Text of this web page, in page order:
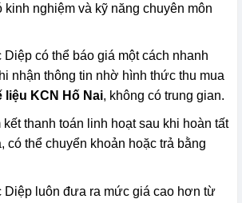
kinh nghiệm và kỹ năng chuyên môn
Diệp có thể báo giá một cách nhanh
nhận thông tin nhờ hình thức thu mua
liệu KCN Hố Nai, không có trung gian.
kết thanh toán linh hoạt sau khi hoàn tất
có thể chuyển khoản hoặc trả bằng
Diệp luôn đưa ra mức giá cao hơn từ